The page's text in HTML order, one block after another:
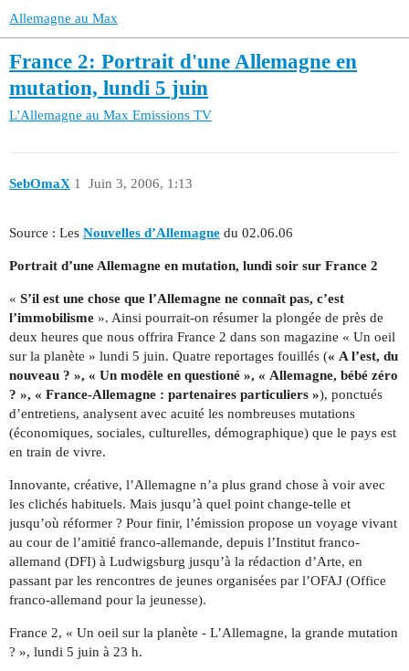
Allemagne au Max
France 2: Portrait d'une Allemagne en
mutation, lundi 5 juin
L'Allemagne au Max Emissions TV
SebOmaX Juin 3, 2006, 1:13
1
Source : Les Nouvelles d’Allemagne du 02.06.06
Portrait d’une Allemagne en mutation, lundi soir sur France 2
« S’il est une chose que l’Allemagne ne connaît pas, c’est
l’immobilisme ». Ainsi pourrait-on résumer la plongée de près de
deux heures que nous offrira France 2 dans son magazine « Un oeil
sur la planète » lundi 5 juin. Quatre reportages fouillés (« A l’est, du
nouveau ? », « Un modèle en questioné », « Allemagne, bébé zéro
? », « France-Allemagne : partenaires particuliers »), ponctués
d’entretiens, analysent avec acuité les nombreuses mutations
(économiques, sociales, culturelles, démographique) que le pays est
en train de vivre.
Innovante, créative, l’Allemagne n’a plus grand chose à voir avec
les clichés habituels. Mais jusqu’à quel point change-telle et
jusqu’où réformer ? Pour finir, l’émission propose un voyage vivant
au cour de l’amitié franco-allemande, depuis l’Institut franco-
allemand (DFI) à Ludwigsburg jusqu’à la rédaction d’Arte, en
passant par les rencontres de jeunes organisées par l’OFAJ (Office
franco-allemand pour la jeunesse).
France 2, « Un oeil sur la planète - L’Allemagne, la grande mutation
? », lundi 5 juin à 23 h.